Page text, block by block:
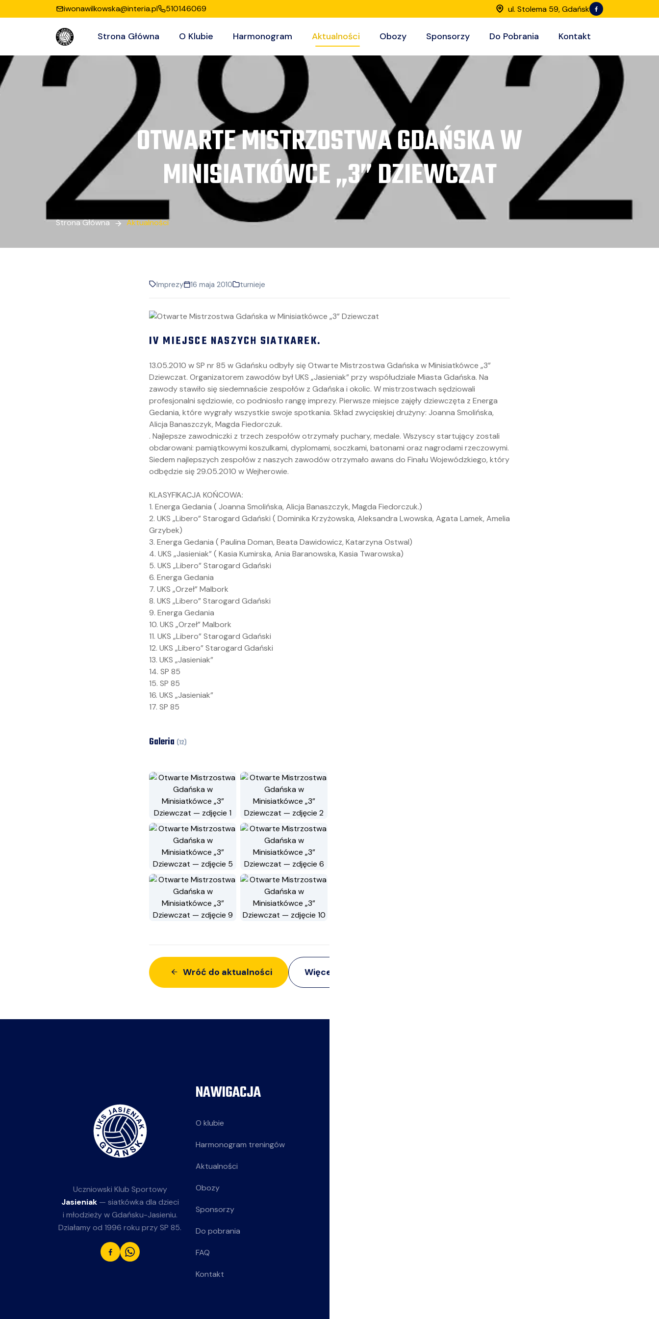
iwonawilkowska@interia.pl 510146069 ul. Stolema 59, Gdańsk
Strona Główna O Klubie Harmonogram Aktualności Obozy Sponsorzy Do Pobrania Kontakt
OTWARTE MISTRZOSTWA GDAŃSKA W
MINISIATKÓWCE „3” DZIEWCZAT
Strona Główna Aktualności
Imprezy 16 maja 2010 turnieje
IV MIEJSCE NASZYCH SIATKAREK.
13.05.2010 w SP nr 85 w Gdańsku odbyły się Otwarte Mistrzostwa Gdańska w Minisiatkówce „3”
Dziewczat. Organizatorem zawodów był UKS „Jasieniak” przy współudziale Miasta Gdańska. Na
zawody stawiło się siedemnaście zespołów z Gdańska i okolic. W mistrzostwach sędziowali
profesjonalni sędziowie, co podniosło rangę imprezy. Pierwsze miejsce zajęły dziewczęta z Energa
Gedania, które wygrały wszystkie swoje spotkania. Skład zwycięskiej drużyny: Joanna Smolińska,
Alicja Banaszczyk, Magda Fiedorczuk.
. Najlepsze zawodniczki z trzech zespołów otrzymały puchary, medale. Wszyscy startujący zostali
obdarowani: pamiątkowymi koszulkami, dyplomami, soczkami, batonami oraz nagrodami rzeczowymi.
Siedem najlepszych zespołów z naszych zawodów otrzymało awans do Finału Wojewódzkiego, który
odbędzie się 29.05.2010 w Wejherowie.
KLASYFIKACJA KOŃCOWA:
1. Energa Gedania ( Joanna Smolińska, Alicja Banaszczyk, Magda Fiedorczuk.)
2. UKS „Libero” Starogard Gdański ( Dominika Krzyżowska, Aleksandra Lwowska, Agata Lamek, Amelia
Grzybek)
3. Energa Gedania ( Paulina Doman, Beata Dawidowicz, Katarzyna Ostwal)
4. UKS „Jasieniak” ( Kasia Kumirska, Ania Baranowska, Kasia Twarowska)
5. UKS „Libero” Starogard Gdański
6. Energa Gedania
7. UKS „Orzeł” Malbork
8. UKS „Libero” Starogard Gdański
9. Energa Gedania
10. UKS „Orzeł” Malbork
11. UKS „Libero” Starogard Gdański
12. UKS „Libero” Starogard Gdański
13. UKS „Jasieniak”
14. SP 85
15. SP 85
16. UKS „Jasieniak”
17. SP 85
Galeria (12)
Wróć do aktualności Więcej z:
Uczniowski Klub Sportowy
Jasieniak— siatkówka dla dzieci
i młodzieży w Gdańsku-Jasieniu.
Działamy od 1996 roku przy SP 85.
NAWIGACJA
O klubie
Harmonogram treningów
Aktualności
Obozy
Sponsorzy
Do pobrania
FAQ
Kontakt